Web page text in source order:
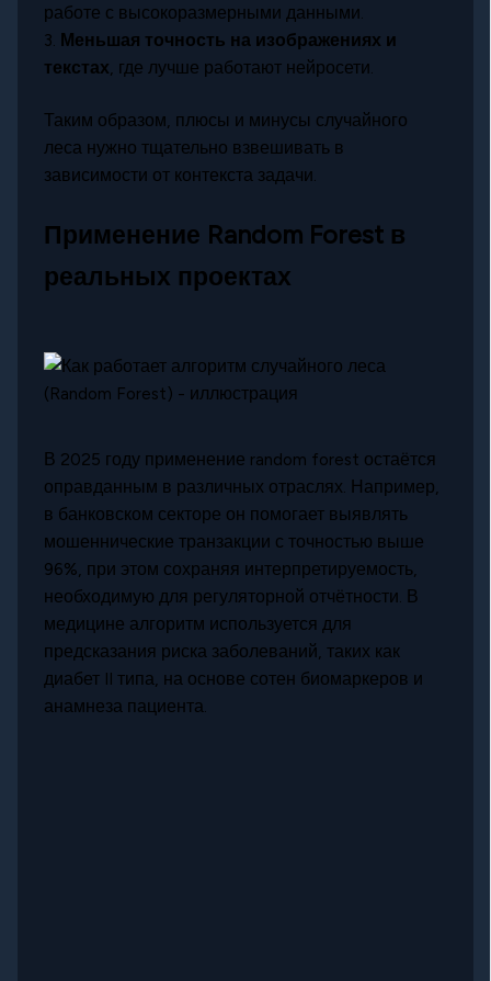
работе с высокоразмерными данными.
3. Меньшая точность на изображениях и
текстах , где лучше работают нейросети.
Таким образом, плюсы и минусы случайного
леса нужно тщательно взвешивать в
зависимости от контекста задачи.
Применение Random Forest в
реальных проектах
В 2025 году применение random forest остаётся
оправданным в различных отраслях. Например,
в банковском секторе он помогает выявлять
мошеннические транзакции с точностью выше
96%, при этом сохраняя интерпретируемость,
необходимую для регуляторной отчётности. В
медицине алгоритм используется для
предсказания риска заболеваний, таких как
диабет II типа, на основе сотен биомаркеров и
анамнеза пациента.